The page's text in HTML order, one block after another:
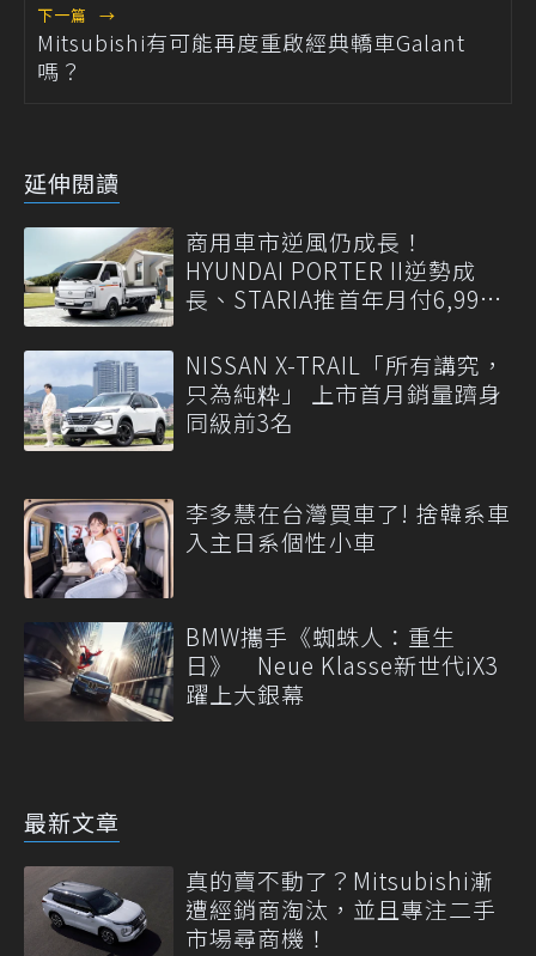
下一篇 →
Mitsubishi有可能再度重啟經典轎車Galant
嗎？
延伸閱讀
商用車市逆風仍成長！
HYUNDAI PORTER II逆勢成
長、STARIA推首年月付6,999
NISSAN X-TRAIL「所有講究，
只為純粋」 上市首月銷量躋身
同級前3名
李多慧在台灣買車了! 捨韓系車
入主日系個性小車
BMW攜手《蜘蛛人：重生
日》 Neue Klasse新世代iX3
躍上大銀幕
最新文章
真的賣不動了？Mitsubishi漸
遭經銷商淘汰，並且專注二手
市場尋商機！